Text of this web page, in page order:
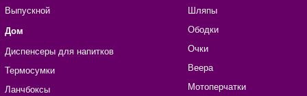
Выпускной
Дом
Диспенсеры для напитков
Термосумки
Ланчбоксы
Шляпы
Ободки
Очки
Веера
Мотоперчатки